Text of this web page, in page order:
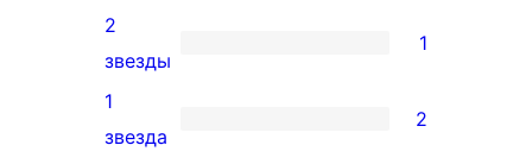
отзыв
3-
звездный
отзыв
1
2-
звездный
2
звезды
1
2
1
звезда
2